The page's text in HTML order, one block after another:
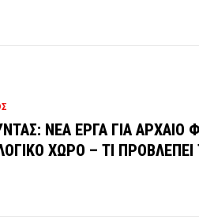
ΝΕΑ ΕΡΓΑ ΓΙΑ ΑΡΧΑΙΟ
ΧΩΡΟ – ΤΙ